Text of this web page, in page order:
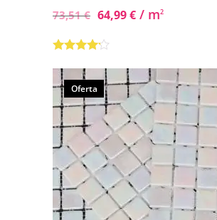
73,51€ 64,99€ / m2
con4.00
de 5Oferta